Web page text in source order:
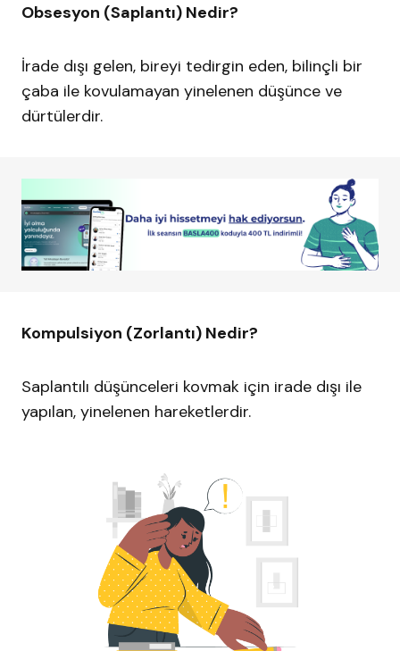
Obsesyon (Saplantı) Nedir?
İrade dışı gelen, bireyi tedirgin eden, bilinçli bir
çaba ile kovulamayan yinelenen düşünce ve
dürtülerdir.
Kompulsiyon (Zorlantı) Nedir?
Saplantılı düşünceleri kovmak için irade dışı ile
yapılan, yinelenen hareketlerdir.